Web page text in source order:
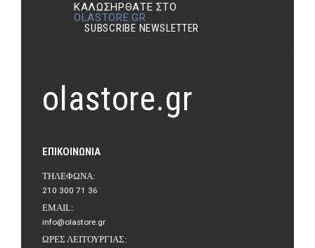
ΚΑΛΩΣΉΡΘΑΤΕ ΣΤΟ
OLASTORE.GR
SUBSCRIBE NEWSLETTER
olastore.gr
ΕΠΙΚΟΙΝΩΝΊΑ
ΤΗΛΈΦΩΝΑ:
210 300 71 36
EMAIL:
info@olastore.gr
ΏΡΕΣ ΛΕΙΤΟΥΡΓΊΑΣ: